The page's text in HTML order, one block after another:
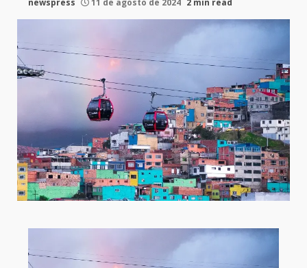
newspress 11 de agosto de 2024 2 min read